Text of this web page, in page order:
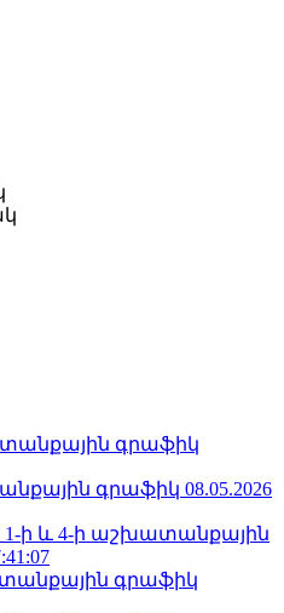
գրաֆիկ
գրաֆիկ 08.05.2026
1-ի և 4-ի աշխատանքային
գրաֆիկ